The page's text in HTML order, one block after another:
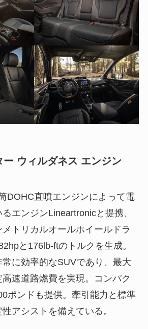
ー ウィルダネス エンジン
DOHC直噴エンジンによって電
エンジンLineartronicと提携、
トリカルオールホイールドラ
と176lb-ftのトルクを生成。
に効率的なSUVであり、最大
速道路燃費を実現。コンパク
ポンドも提供。牽引能力と標準
アシストを備えている。